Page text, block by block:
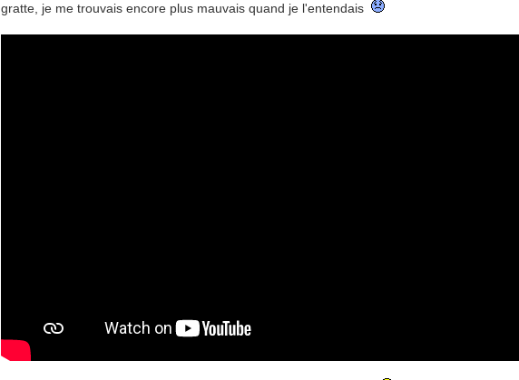
gratte, je me trouvais encore plus mauvais quand je l'entendais